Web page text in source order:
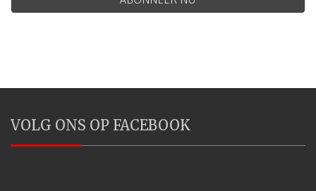
VOLG ONS OP FACEBOOK